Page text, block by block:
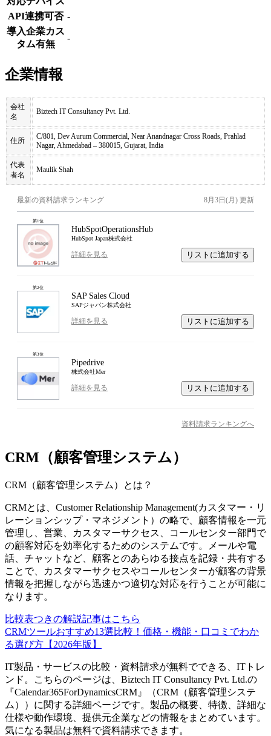
API連携可否 -
導入企業カス
タム有無
-
企業情報
会社
名
Biztech IT Consultancy Pvt. Ltd.
住所
C/801, Dev Aurum Commercial, Near Anandnagar Cross Roads, Prahlad
Nagar, Ahmedabad – 380015, Gujarat, India
代表
者名
Maulik Shah
最新の資料請求ランキング 8月3日(月) 更新
第1位
HubSpotOperationsHub
HubSpot Japan株式会社
詳細を見る リストに追加する
第2位
SAP Sales Cloud
SAPジャパン株式会社
詳細を見る リストに追加する
第3位
Pipedrive
株式会社Mer
詳細を見る リストに追加する
資料請求ランキングへ
CRM（顧客管理システム）
CRM（顧客管理システム） とは？
CRMとは、Customer Relationship Management(カスタマー・リ
レーションシップ・マネジメント）の略で、顧客情報を一元
管理し、営業、カスタマーサクセス、コールセンター部門で
の顧客対応を効率化するためのシステムです。メールや電
話、チャットなど、顧客とのあらゆる接点を記録・共有する
ことで、カスタマーサクセスやコールセンターが顧客の背景
情報を把握しながら迅速かつ適切な対応を行うことが可能に
なります。
比較表つきの解説記事はこちら
CRMツールおすすめ13選比較！価格・機能・口コミでわか
る選び方【2026年版】
IT製品・サービスの比較・資料請求が無料でできる、ITトレ
ンド。こちらのページは、 Biztech IT Consultancy Pvt. Ltd.の
『Calendar365ForDynamicsCRM 』（CRM（顧客管理システ
ム）
）に関する詳細ページです。製品の概要、特徴、詳細な
仕様や動作環境、提供元企業などの情報をまとめています。
気になる製品は無料で資料請求できます。